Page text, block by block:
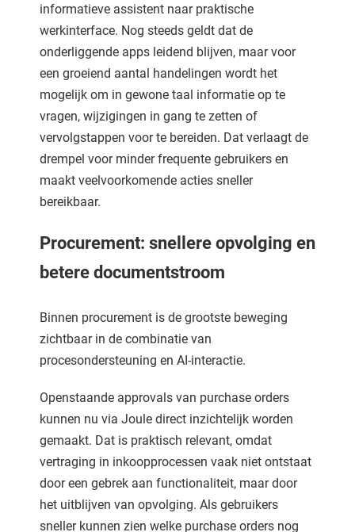
informatieve assistent naar praktische
werkinterface. Nog steeds geldt dat de
onderliggende apps leidend blijven, maar voor
een groeiend aantal handelingen wordt het
mogelijk om in gewone taal informatie op te
vragen, wijzigingen in gang te zetten of
vervolgstappen voor te bereiden. Dat verlaagt de
drempel voor minder frequente gebruikers en
maakt veelvoorkomende acties sneller
bereikbaar.
Procurement: snellere opvolging en
betere documentstroom
Binnen procurement is de grootste beweging
zichtbaar in de combinatie van
procesondersteuning en AI-interactie.
Openstaande approvals van purchase orders
kunnen nu via Joule direct inzichtelijk worden
gemaakt. Dat is praktisch relevant, omdat
vertraging in inkoopprocessen vaak niet ontstaat
door een gebrek aan functionaliteit, maar door
het uitblijven van opvolging. Als gebruikers
sneller kunnen zien welke purchase orders nog